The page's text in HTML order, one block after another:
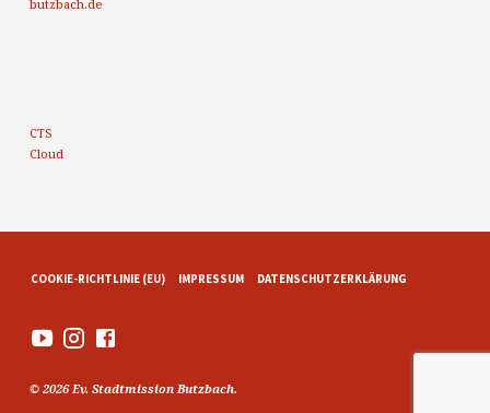
butzbach.de
CTS
Cloud
COOKIE-RICHTLINIE (EU) IMPRESSUM DATENSCHUTZERKLÄRUNG
© 2026 Ev. Stadtmission Butzbach.